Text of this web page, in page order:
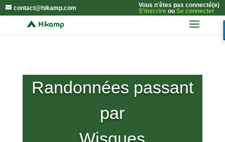
contact@hikamp.com
Vous n'êtes pas connecté(e)
S'inscrireou Se connecter
Randonnées passant
par